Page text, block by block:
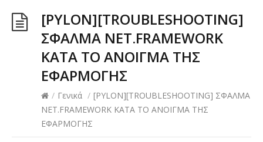
[PYLON][TROUBLESHOOTING]
ΣΦΑΛΜΑ NET.FRAMEWORK
ΚΑΤΑ ΤΟ ΑΝΟΙΓΜΑ ΤΗΣ
ΕΦΑΡΜΟΓΗΣ
/ Γενικά / [PYLON][TROUBLESHOOTING] ΣΦΑΛΜΑ
NET.FRAMEWORK ΚΑΤΑ ΤΟ ΑΝΟΙΓΜΑ ΤΗΣ
ΕΦΑΡΜΟΓΗΣ